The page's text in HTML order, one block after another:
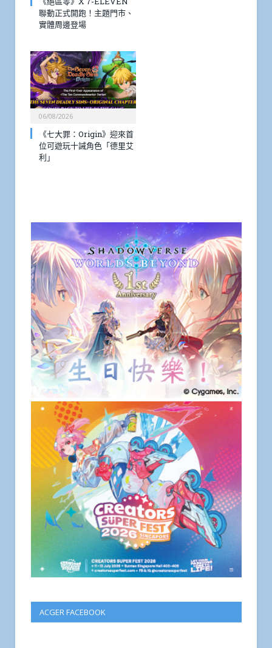
聯動正式開跑！主題門市、
實體周邊登場
06/08/2026
《七大罪：Origin》迎來首
位可遊玩十誡角色「德里艾
利」
ACGER FACEBOOK